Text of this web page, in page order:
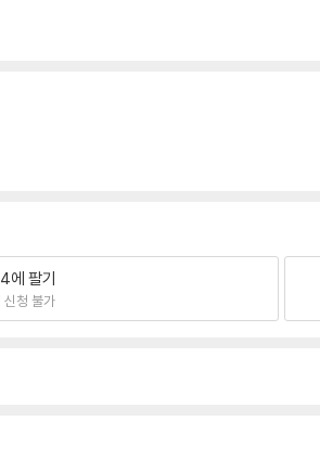
에 팔기
신청 불가